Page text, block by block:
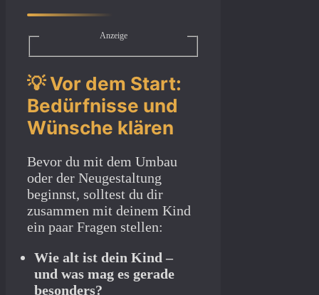
Anzeige
💡 Vor dem Start:
Bedürfnisse und
Wünsche klären
Bevor du mit dem Umbau
oder der Neugestaltung
beginnst, solltest du dir
zusammen mit deinem Kind
ein paar Fragen stellen:
Wie alt ist dein Kind –
und was mag es gerade
besonders?